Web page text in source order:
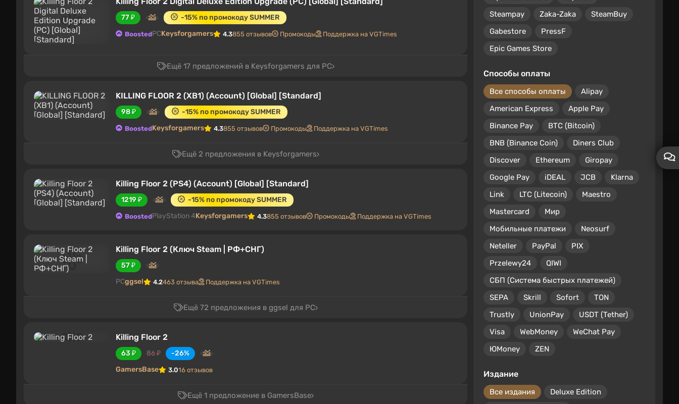
Steampay
Zaka-Zaka
SteamBuy
Gabestore
PressF
Epic Games Store
Способы оплаты
Все способы оплаты
Alipay
American Express
Apple Pay
Binance Pay
BTC (Bitcoin)
BNB (Binance Coin)
Diners Club
Discover
Ethereum
Giropay
Google Pay
iDEAL JCB
Klarna
Link
LTC (Litecoin)
Maestro
Mastercard
Мир
Мобильные платежи
Neosurf
Neteller
PayPal
PIX
Przelewy24
QIWI
СБП (Система быстрых платежей)
SEPA
Skrill Sofort
TON
Trustly
UnionPay
USDT (Tether)
Visa
WebMoney
WeChat Pay
ЮMoney
ZEN
Издание
Все издания
Deluxe Edition
77 ₽ -15% по промокоду SUMMER
BoostedPCKeysforgamers 4.3855 отзывов Промокоды Поддержка на VGTimes
Ещё 17 предложений в Keysforgamers для PC
KILLING FLOOR 2 (XB1) (Account) [Global] [Standard]
98 ₽ -15% по промокоду SUMMER
BoostedKeysforgamers 4.3855 отзывов Промокоды Поддержка на VGTimes
Ещё 2 предложения в Keysforgamers
Killing Floor 2 (PS4) (Account) [Global] [Standard]
1219 ₽ -15% по промокоду SUMMER
BoostedPlayStation 4Keysforgamers 4.3855 отзывов Промокоды Поддержка на VGTimes
Killing Floor 2 (Ключ Steam | РФ+СНГ)
57 ₽
PCggsel 4.2463 отзыва Поддержка на VGTimes
Ещё 72 предложения в ggsel для PC
Killing Floor 2
63 ₽ 86 ₽
-26%
GamersBase
3.016 отзывов
Ещё 1 предложение в GamersBase